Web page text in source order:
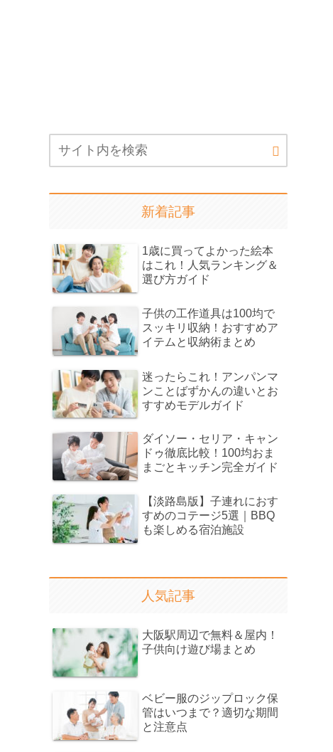
新着記事
1歳に買ってよかった絵本
はこれ！人気ランキング＆
選び方ガイド
子供の工作道具は100均で
スッキリ収納！おすすめア
イテムと収納術まとめ
迷ったらこれ！アンパンマ
ンことばずかんの違いとお
すすめモデルガイド
ダイソー・セリア・キャン
ドゥ徹底比較！100均おま
まごとキッチン完全ガイド
【淡路島版】子連れにおす
すめのコテージ5選｜BBQ
も楽しめる宿泊施設
人気記事
大阪駅周辺で無料＆屋内！
子供向け遊び場まとめ
ベビー服のジップロック保
管はいつまで？適切な期間
と注意点